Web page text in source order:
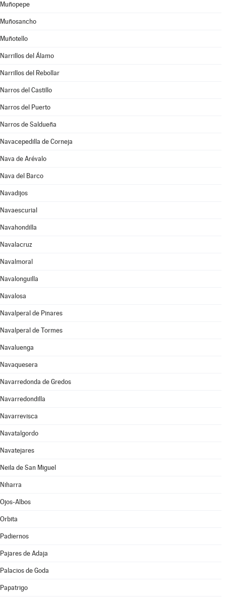
Muñopepe
Muñosancho
Muñotello
Narrillos del Álamo
Narrillos del Rebollar
Narros del Castillo
Narros del Puerto
Narros de Saldueña
Navacepedilla de Corneja
Nava de Arévalo
Nava del Barco
Navadijos
Navaescurial
Navahondilla
Navalacruz
Navalmoral
Navalonguilla
Navalosa
Navalperal de Pinares
Navalperal de Tormes
Navaluenga
Navaquesera
Navarredonda de Gredos
Navarredondilla
Navarrevisca
Navatalgordo
Navatejares
Neila de San Miguel
Niharra
Ojos-Albos
Orbita
Padiernos
Pajares de Adaja
Palacios de Goda
Papatrigo